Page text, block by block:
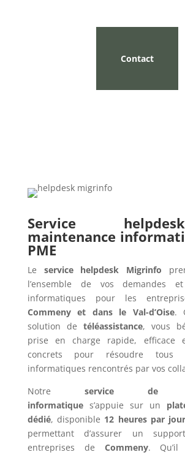
Contact
Service
maintenance
PME
Le service helpdesk Migrinfo
l’ensemble de vos demandes
informatiques pour les
Commeny et dans le Val-d’Oise.
solution de téléassistance, vous
prise en charge rapide, efficace
concrets pour résoudre tous
informatiques rencontrés par vos
Notre service de
informatiques’appuie sur un
dédié, disponible 12 heures par
permettant d’assurer un
entreprises de Commeny. Qu’il